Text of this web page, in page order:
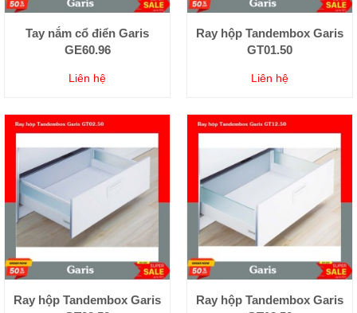
Tay nắm cổ điển Garis
GE60.96
Liên hệ
Ray hộp Tandembox Garis
GT01.50
Liên hệ
Ray hộp Tandembox Garis
Ray hộp Tandembox Garis